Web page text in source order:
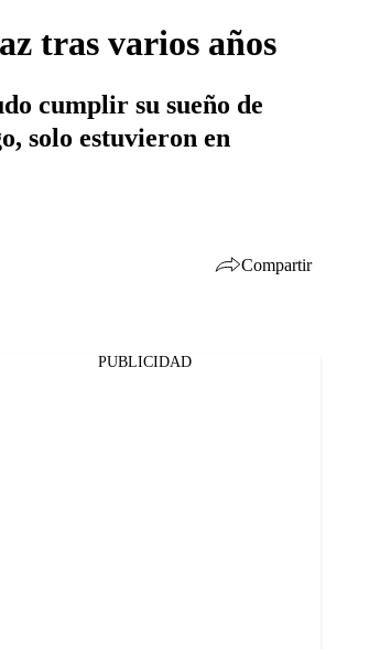
tras varios años
cumplir su sueño de
solo estuvieron en
Compartir
PUBLICIDAD